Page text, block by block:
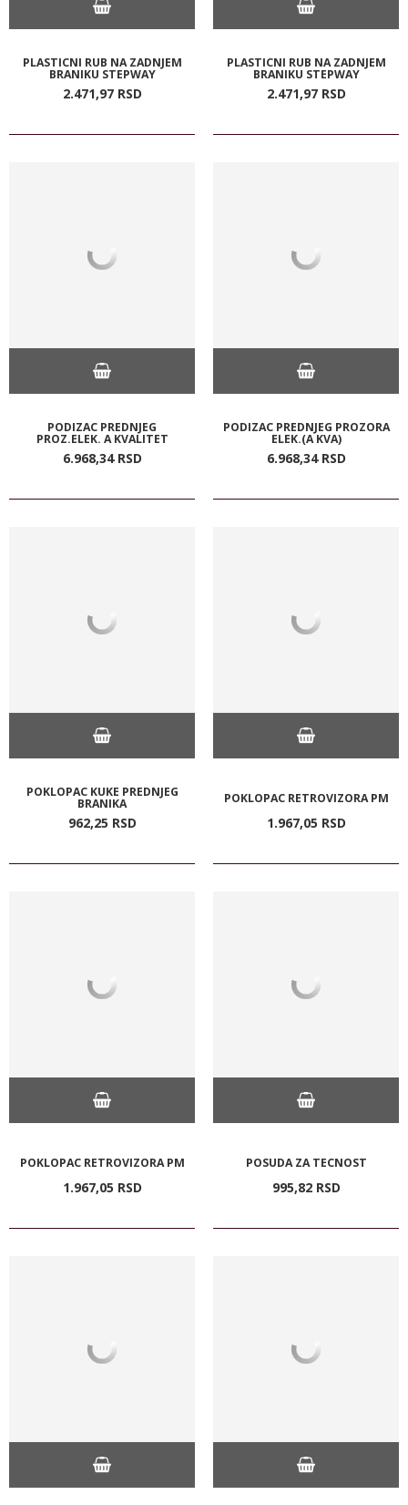
PLASTICNI RUB NA ZADNJEM
BRANIKU STEPWAY
2.471,97 RSD
PLASTICNI RUB NA ZADNJEM
BRANIKU STEPWAY
2.471,97 RSD
PODIZAC PREDNJEG
PROZ.ELEK. A KVALITET
6.968,34 RSD
PODIZAC PREDNJEG PROZORA
ELEK.(A KVA)
6.968,34 RSD
POKLOPAC KUKE PREDNJEG
BRANIKA
962,25 RSD
POKLOPAC RETROVIZORA PM
1.967,05 RSD
POKLOPAC RETROVIZORA PM
1.967,05 RSD
POSUDA ZA TECNOST
995,82 RSD